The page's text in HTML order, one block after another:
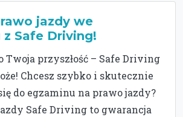
jazdy we
z Safe Driving!
Twoja przyszłość – Safe Driving
Chcesz szybko i skutecznie
do egzaminu na prawo jazdy?
Safe Driving to gwarancja